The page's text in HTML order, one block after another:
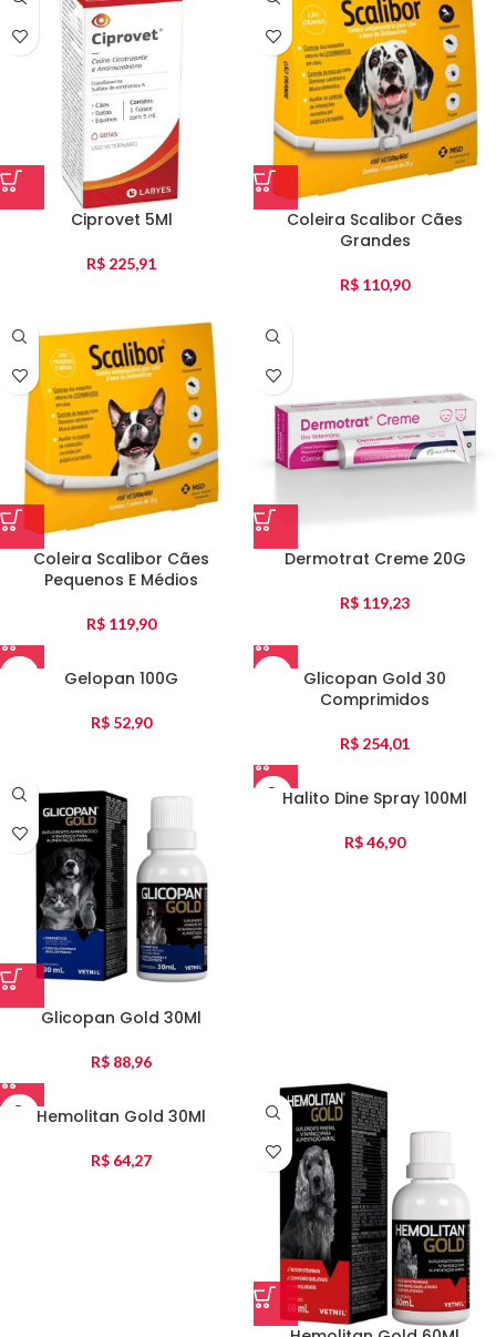
Ciprovet 5Ml
R$ 225,91
Coleira Scalibor Cães
Grandes
R$ 110,90
Coleira Scalibor Cães
Pequenos E Médios
R$ 119,90
Dermotrat Creme 20G
R$ 119,23
Gelopan 100G
R$ 52,90
Glicopan Gold 30
Comprimidos
R$ 254,01
Glicopan Gold 30Ml
R$ 88,96
Halito Dine Spray 100Ml
R$46,90
Hemolitan Gold 30Ml
R$ 64,27